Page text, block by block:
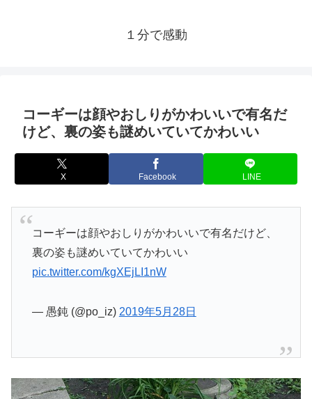
１分で感動
コーギーは顔やおしりがかわいいで有名だ
けど、裏の姿も謎めいていてかわいい
X Facebook LINE
コーギーは顔やおしりがかわいいで有名だけど、
裏の姿も謎めいていてかわいい
pic.twitter.com/kgXEjLI1nW
— 愚鈍 (@po_iz) 2019年5月28日